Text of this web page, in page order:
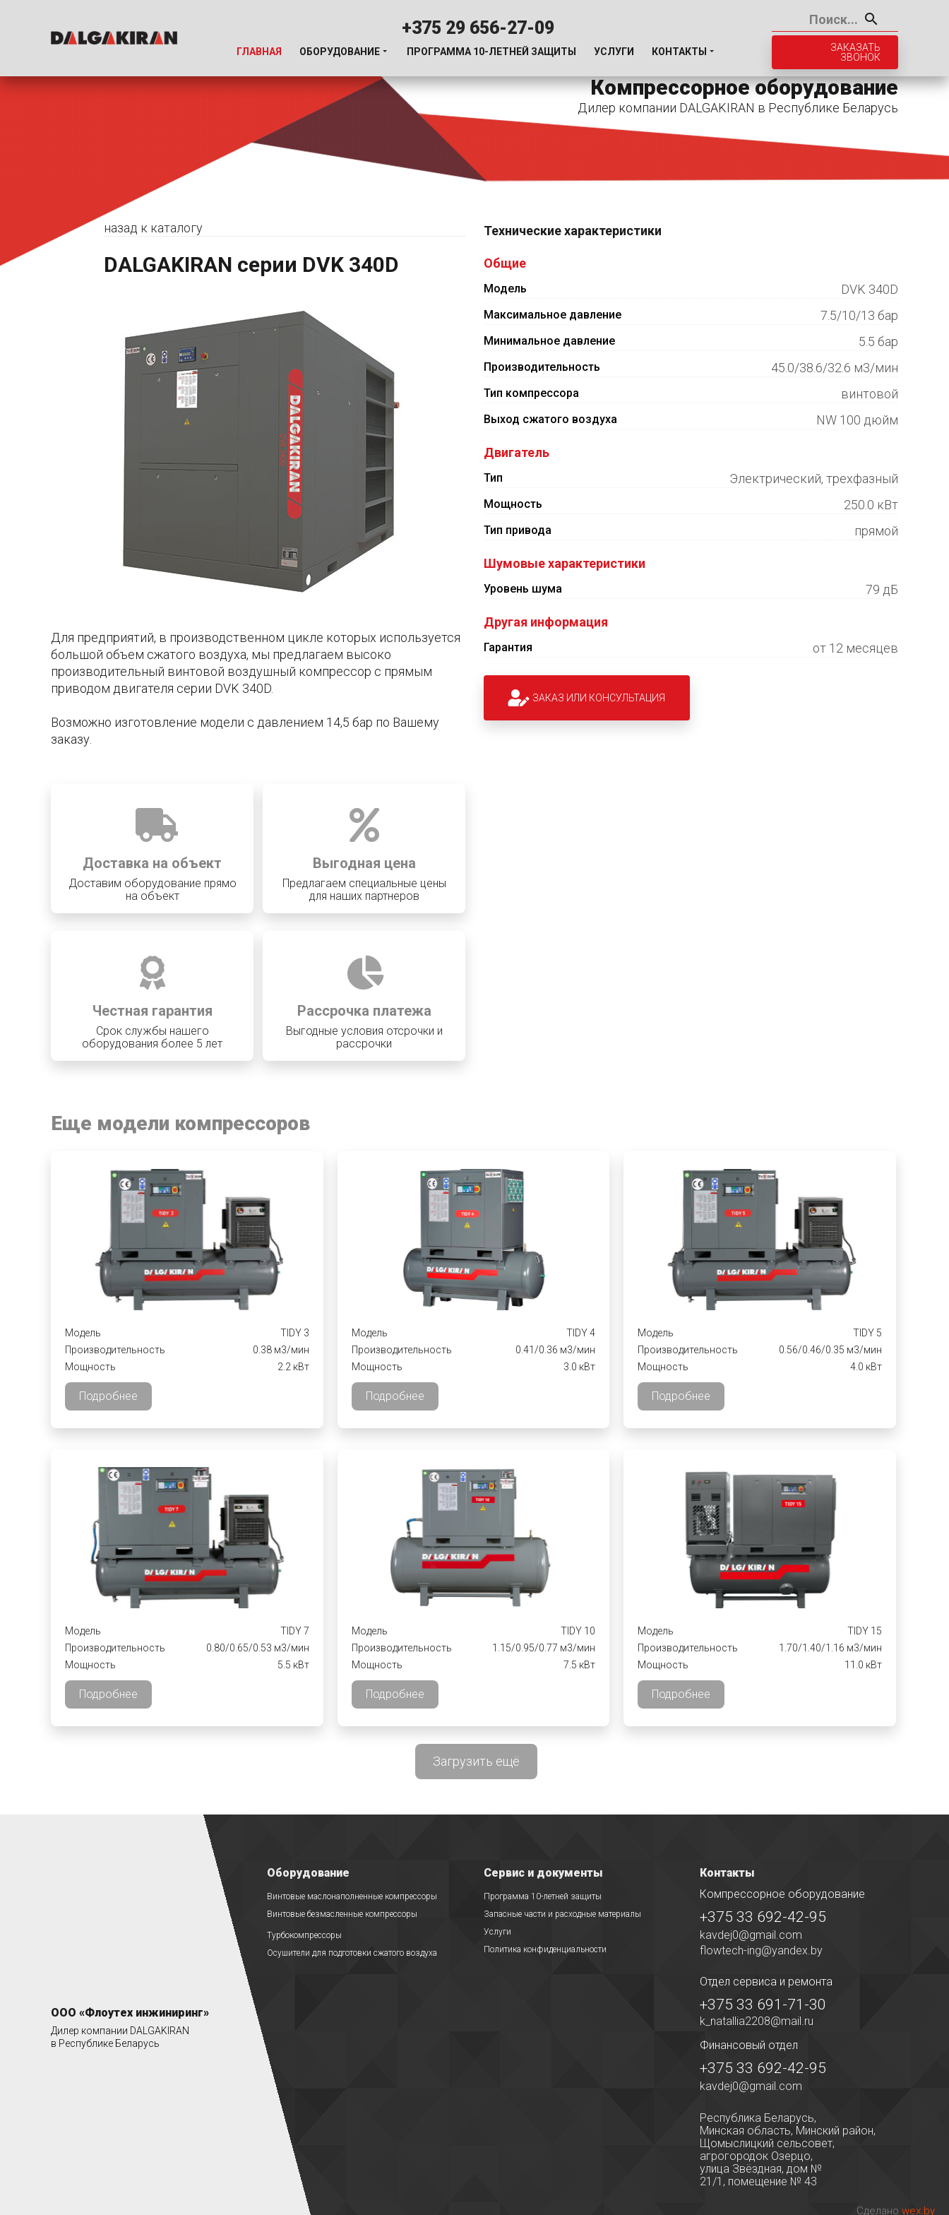
+375 29 656-27-09
ГЛАВНАЯ ОБОРУДОВАНИЕ ПРОГРАММА 10-ЛЕТНЕЙ ЗАЩИТЫ УСЛУГИ КОНТАКТЫ
ЗАКАЗАТЬ
ЗВОНОК
Компрессорное оборудование
Дилер компании DALGAKIRAN в Республике Беларусь
назад к каталогу
DALGAKIRAN серии DVK 340D
Для предприятий, в производственном цикле которых используется
большой объем сжатого воздуха, мы предлагаем высоко
производительный винтовой воздушный компрессор с прямым
приводом двигателя серии DVK 340D.
Возможно изготовление модели с давлением 14,5 бар по Вашему
заказу.
Доставка на объект
Доставим оборудование прямо
на объект
Выгодная цена
Предлагаем специальные цены
для наших партнеров
Честная гарантия
Срок службы нашего
оборудования более 5 лет
Рассрочка платежа
Выгодные условия отсрочки и
рассрочки
Технические характеристики
Общие
Модель DVK 340D
Максимальное давление 7.5/10/13 бар
Минимальное давление 5.5 бар
Производительность 45.0/38.6/32.6 м3/мин
Тип компрессора винтовой
Выход сжатого воздуха NW 100 дюйм
Двигатель
Тип Электрический, трехфазный
Мощность 250.0 кВт
Тип привода прямой
Шумовые характеристики
Уровень шума 79 дБ
Другая информация
Гарантия от 12 месяцев
ЗАКАЗ ИЛИ КОНСУЛЬТАЦИЯ
Еще модели компрессоров
Модель
TIDY 3
Производительность
0.38 м3/мин
Мощность
2.2 кВт
Подробнее
Модель
TIDY 4
Производительность
0.41/0.36 м3/мин
Мощность
3.0 кВт
Подробнее
Модель
TIDY 5
Производительность
0.56/0.46/0.35 м3/мин
Мощность
4.0 кВт
Подробнее
Модель
TIDY 7
Производительность
0.80/0.65/0.53 м3/мин
Мощность
5.5 кВт
Подробнее
Модель
TIDY 10
Производительность
1.15/0.95/0.77 м3/мин
Мощность
7.5 кВт
Подробнее
Модель
TIDY 15
Производительность
1.70/1.40/1.16 м3/мин
Мощность
11.0 кВт
Подробнее
Загрузить ещё
ООО «Флоутех инжиниринг»
Дилер компании DALGAKIRAN
в Республике Беларусь
Оборудование
Винтовые маслонаполненные компрессоры
Винтовые безмасленные компрессоры
Турбокомпрессоры
Осушители для подготовки сжатого воздуха
Сервис и документы
Программа 10-летней защиты
Запасные части и расходные материалы
Услуги
Политика конфиденциальности
Контакты
Компрессорное оборудование
+375 33 692-42-95
kavdej0@gmail.com
flowtech-ing@yandex.by
Отдел сервиса и ремонта
+375 33 691-71-30
k_natallia2208@mail.ru
Финансовый отдел
+375 33 692-42-95
kavdej0@gmail.com
Республика Беларусь,
Минская область, Минский район,
Щомыслицкий сельсовет,
агрогородок Озерцо,
улица Звёздная, дом №
21/1, помещение № 43
Сделано wex.by